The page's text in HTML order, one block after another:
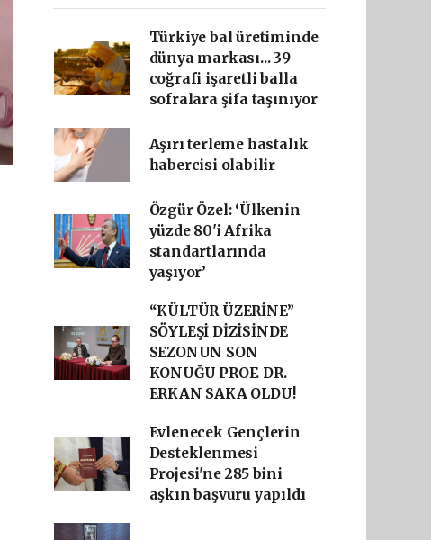
Türkiye bal üretiminde
dünya markası... 39
coğrafi işaretli balla
sofralara şifa taşınıyor
Aşırı terleme hastalık
habercisi olabilir
Özgür Özel: ‘Ülkenin
yüzde 80'i Afrika
standartlarında
yaşıyor’
“KÜLTÜR ÜZERİNE”
SÖYLEŞİ DİZİSİNDE
SEZONUN SON
KONUĞU PROF. DR.
ERKAN SAKA OLDU!
Evlenecek Gençlerin
Desteklenmesi
Projesi'ne 285 bini
aşkın başvuru yapıldı